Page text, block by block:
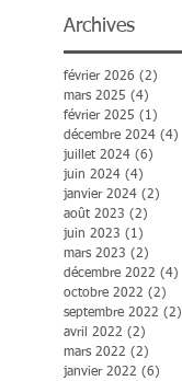
Archives
février 2026 (2)
mars 2025 (4)
février 2025 (1)
décembre 2024 (4)
juillet 2024 (6)
juin 2024 (4)
janvier 2024 (2)
août 2023 (2)
juin 2023 (1)
mars 2023 (2)
décembre 2022 (4)
octobre 2022 (2)
septembre 2022 (2)
avril 2022 (2)
mars 2022 (2)
janvier 2022 (6)